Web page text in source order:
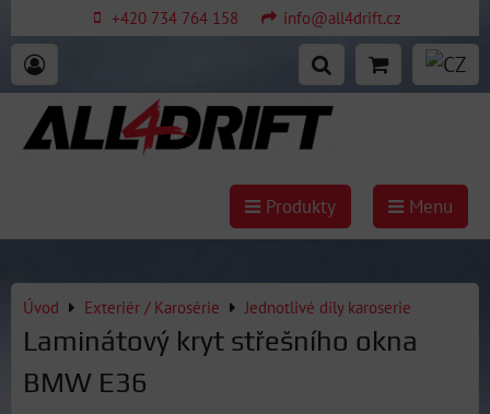
+420 734 764 158 info@all4drift.cz
Produkty Menu
Úvod Exteriér / Karosérie Jednotlivé díly karoserie
Laminátový kryt střešního okna
BMW E36